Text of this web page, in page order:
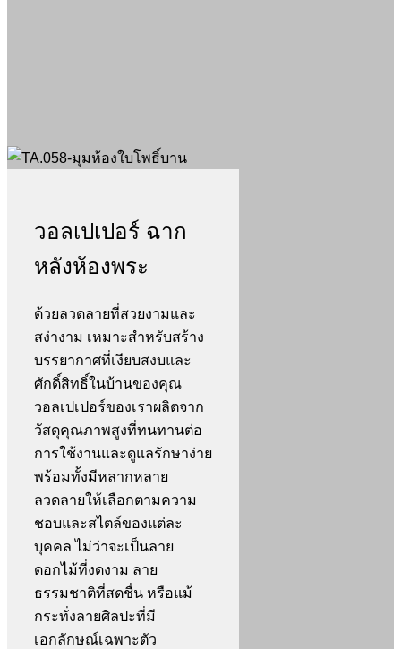
วอลเปเปอร์ ฉาก
หลังห้องพระ
ด้วยลวดลายที่สวยงามและ
สง่างาม เหมาะสำหรับสร้าง
บรรยากาศที่เงียบสงบและ
ศักดิ์สิทธิ์ในบ้านของคุณ
วอลเปเปอร์ของเราผลิตจาก
วัสดุคุณภาพสูงที่ทนทานต่อ
การใช้งานและดูแลรักษาง่าย
พร้อมทั้งมีหลากหลาย
ลวดลายให้เลือกตามความ
ชอบและสไตล์ของแต่ละ
บุคคล ไม่ว่าจะเป็นลาย
ดอกไม้ที่งดงาม ลาย
ธรรมชาติที่สดชื่น หรือแม้
กระทั่งลายศิลปะที่มี
เอกลักษณ์เฉพาะตัว